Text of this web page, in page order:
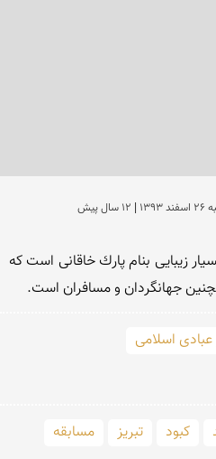
پیش
جهانگردان و مسافران است.
اسلامی
كبود تبریز مسابقه